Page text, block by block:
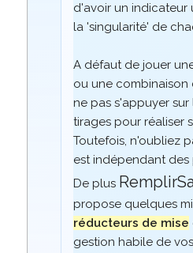
d'avoir un indicateur
la 'singularité' de
A défaut de jouer
ou une
ne pas s'appuyer
tirages pour réaliser
Toutefois, n'oubliez
est indépendant des
De plus
propose quelques
réducteurs de mise
gestion habile de